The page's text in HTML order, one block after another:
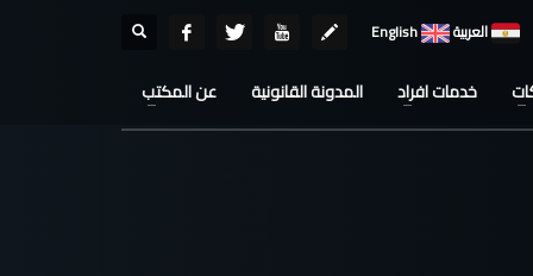
العربية English
خدمات افراد المدونة القانونية عن المكتب